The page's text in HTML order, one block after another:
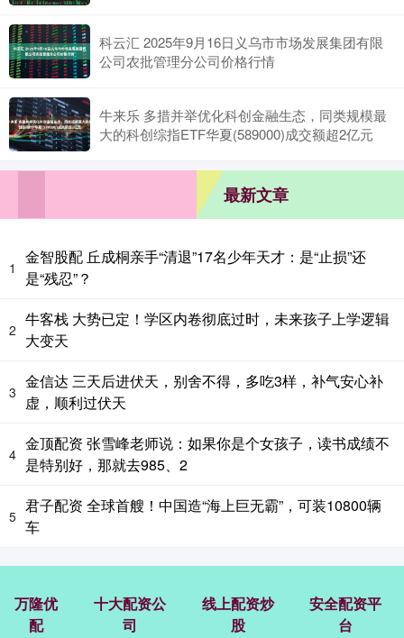
科云汇 2025年9月16日义乌市市场发展集团有限
公司农批管理分公司价格行情
牛来乐 多措并举优化科创金融生态，同类规模最
大的科创综指ETF华夏(589000)成交额超2亿元
最新文章
1
金智股配 丘成桐亲手“清退”17名少年天才：是“止损”还
是“残忍”？
2
牛客栈 大势已定！学区内卷彻底过时，未来孩子上学逻辑
大变天
3
金信达 三天后进伏天，别舍不得，多吃3样，补气安心补
虚，顺利过伏天
4
金顶配资 张雪峰老师说：如果你是个女孩子，读书成绩不
是特别好，那就去985、2
5
君子配资 全球首艘！中国造“海上巨无霸”，可装10800辆
车
万隆优
配
十大配资公
司
线上配资炒
股
安全配资平
台